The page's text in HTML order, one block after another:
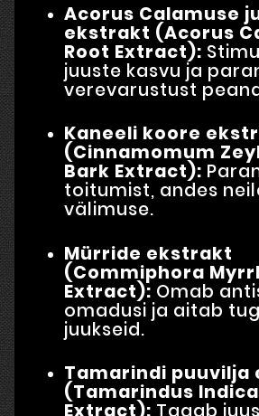
Acorus Calamuse
ekstrakt (Acorus
Root Extract):
juuste kasvu ja
verevarustust
Kaneeli koore
(Cinnamomum
Bark Extract):
toitumist, andes
välimuse.
Mürride ekstrakt
(Commiphora
Extract): Omab
omadusi ja aitab
juukseid.
Tamarindi puuvilja
(Tamarindus
Extract): Tagab